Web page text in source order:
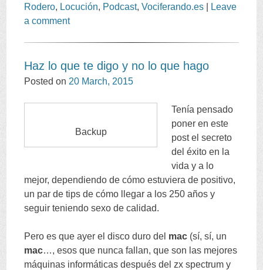
Rodero, Locución, Podcast,Vociferando.es
Leave
a comment
Haz lo que te digo y no lo que hago
Posted on 20 March, 2015
Backup
Tenía pensado
poner en este
post el secreto
del éxito en la
vida y a lo
mejor,dependiendo de cómo estuviera de positivo,
un par de tips de cómo llegar a los 250años y
seguir teniendo sexo de calidad.
Pero es que ayer el disco duro del mac (sí,sí, un
mac…,esos que nunca fallan,que son las mejores
máquinas informáticas después del zx spectrum y